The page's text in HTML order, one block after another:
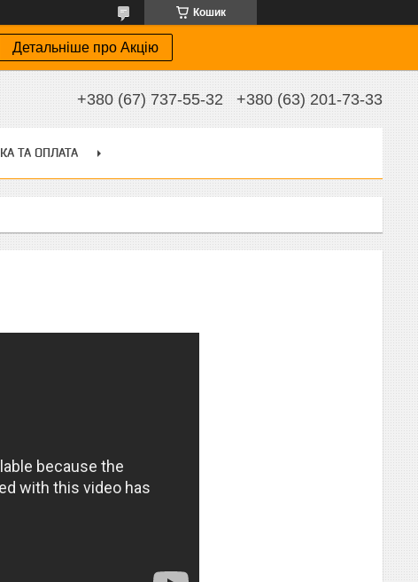
Кошик
Детальніше про Акцію
+380 (67) 737-55-32 +380 (63) 201-73-33
ТА ОПЛАТА